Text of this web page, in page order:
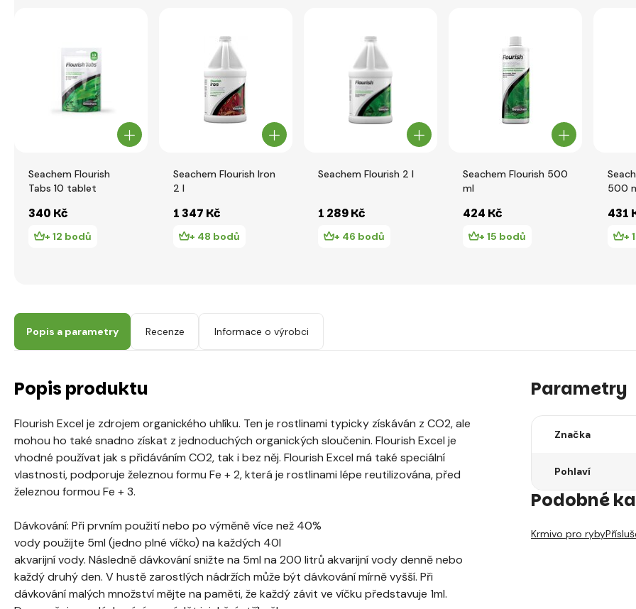
Seachem Flourish
Tabs 10 tablet
340 Kč
+ 12 bodů
Seachem Flourish Iron
2 l
1 347 Kč
+ 48 bodů
Seachem Flourish 2 l
1 289 Kč
+ 46 bodů
Seachem Flourish 500
ml
424 Kč
+ 15 bodů
500
431
+
Popis a parametry Recenze Informace o výrobci
Popis produktu
Flourish Excel je zdrojem organického uhlíku. Ten je rostlinami typicky získáván z CO2, ale
mohou ho také snadno získat z jednoduchých organických sloučenin. Flourish Excel je
vhodné používat jak s přidáváním CO2, tak i bez něj. Flourish Excel má také speciální
vlastnosti, podporuje železnou formu Fe + 2, která je rostlinami lépe reutilizována, před
železnou formou Fe + 3.
Dávkování: Při prvním použití nebo po výměně více než 40%
vody použijte 5ml (jedno plné víčko) na každých 40l
akvarijní vody. Následně dávkování snižte na 5ml na 200 litrů akvarijní vody denně nebo
každý druhý den. V hustě zarostlých nádržích může být dávkování mírně vyšší. Při
dávkování malých množství mějte na paměti, že každý závit ve víčku představuje 1ml.
Parametry
Značka
Pohlaví
Podobné
Krmivo pro ryby